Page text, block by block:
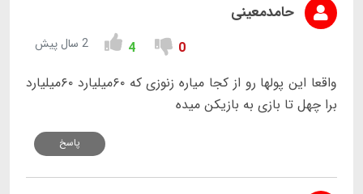
حامدمعینی
0
4 2 سال پیش
واقعا این پولها رو از کجا میاره زنوزی که ۶۰میلیارد ۶۰میلیارد
برا چهل تا بازی به بازیکن میده
پاسخ